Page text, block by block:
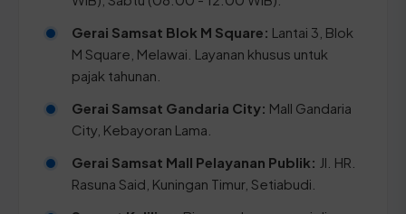
Gerai Samsat Blok M Square: Lantai 3, Blok
M Square, Melawai. Layanan khusus untuk
pajak tahunan.
Gerai Samsat Gandaria City: Mall Gandaria
City, Kebayoran Lama.
Gerai Samsat Mall Pelayanan Publik: Jl. HR.
Rasuna Said, Kuningan Timur, Setiabudi.